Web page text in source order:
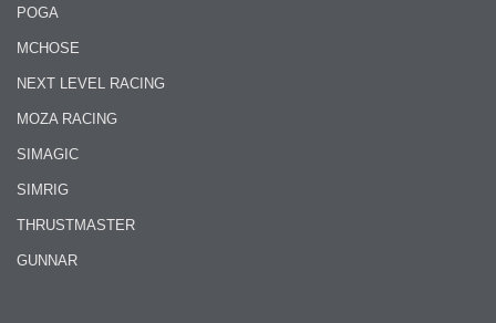
POGA
MCHOSE
NEXT LEVEL RACING
MOZA RACING
SIMAGIC
SIMRIG
THRUSTMASTER
GUNNAR